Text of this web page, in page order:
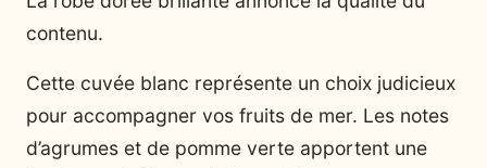
contenu.
Cette cuvée blanc représente un choix judicieux
pour accompagner vos fruits de mer. Les notes
d’agrumes et de pomme verte apportent une